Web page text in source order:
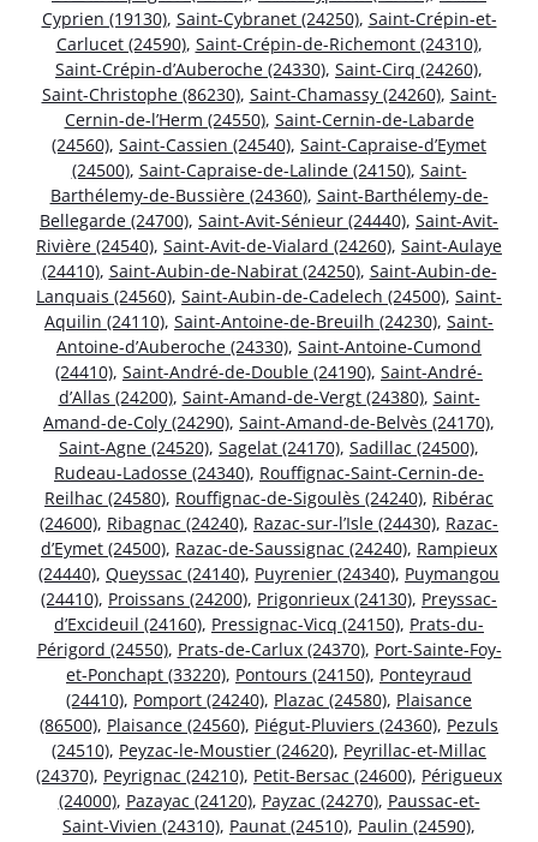
Cyprien (19130), Saint-Cybranet (24250), Saint-Crépin-et-
Carlucet (24590), Saint-Crépin-de-Richemont (24310),
Saint-Crépin-d’Auberoche (24330), Saint-Cirq (24260),
Saint-Christophe (86230), Saint-Chamassy (24260), Saint-
Cernin-de-l’Herm (24550), Saint-Cernin-de-Labarde
(24560), Saint-Cassien (24540), Saint-Capraise-d’Eymet
(24500), Saint-Capraise-de-Lalinde (24150), Saint-
Barthélemy-de-Bussière (24360), Saint-Barthélemy-de-
Bellegarde (24700), Saint-Avit-Sénieur (24440), Saint-Avit-
Rivière (24540), Saint-Avit-de-Vialard (24260), Saint-Aulaye
(24410), Saint-Aubin-de-Nabirat (24250), Saint-Aubin-de-
Lanquais (24560), Saint-Aubin-de-Cadelech (24500), Saint-
Aquilin (24110), Saint-Antoine-de-Breuilh (24230), Saint-
Antoine-d’Auberoche (24330), Saint-Antoine-Cumond
(24410), Saint-André-de-Double (24190), Saint-André-
d’Allas (24200), Saint-Amand-de-Vergt (24380), Saint-
Amand-de-Coly (24290), Saint-Amand-de-Belvès (24170),
Saint-Agne (24520), Sagelat (24170), Sadillac (24500),
Rudeau-Ladosse (24340), Rouffignac-Saint-Cernin-de-
Reilhac (24580), Rouffignac-de-Sigoulès (24240), Ribérac
(24600), Ribagnac (24240), Razac-sur-l’Isle (24430), Razac-
d’Eymet (24500), Razac-de-Saussignac (24240), Rampieux
(24440), Queyssac (24140), Puyrenier (24340), Puymangou
(24410), Proissans (24200), Prigonrieux (24130), Preyssac-
d’Excideuil (24160), Pressignac-Vicq (24150), Prats-du-
Périgord (24550), Prats-de-Carlux (24370), Port-Sainte-Foy-
et-Ponchapt (33220), Pontours (24150), Ponteyraud
(24410), Pomport (24240), Plazac (24580), Plaisance
(86500), Plaisance (24560), Piégut-Pluviers (24360), Pezuls
(24510), Peyzac-le-Moustier (24620), Peyrillac-et-Millac
(24370), Peyrignac (24210), Petit-Bersac (24600), Périgueux
(24000), Pazayac (24120), Payzac (24270), Paussac-et-
Saint-Vivien (24310), Paunat (24510), Paulin (24590),